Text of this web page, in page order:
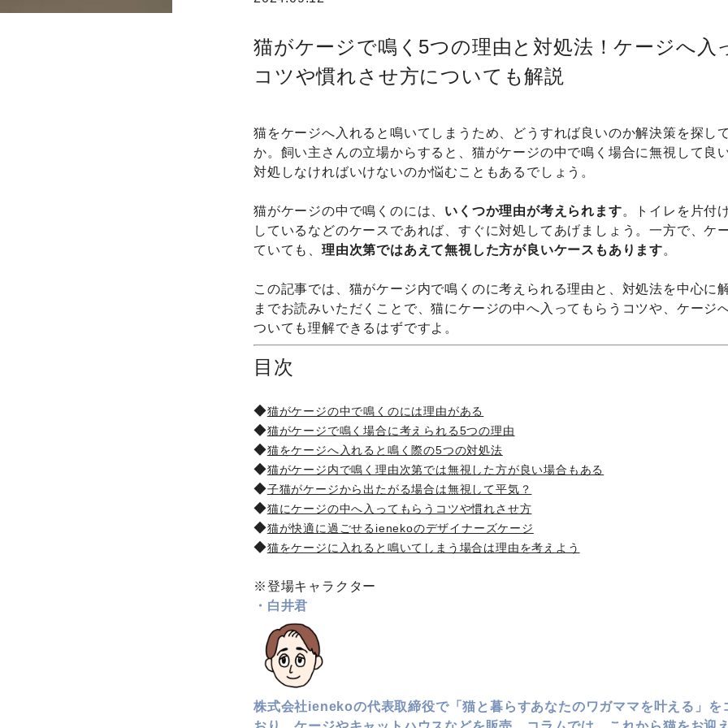
猫がケージで鳴く5つの理由と対処法！ケージへ入
コツや慣れさせ方についても解説
猫をケージへ入れると鳴いてしまうため、どうすれば良いのか解決策を探し
か。飼い主さんの立場からすると、猫がケージの中で鳴く場合に無視して良
対処しなければいけないのか悩むこともあるでしょう。
猫がケージの中で鳴くのには、 いくつか理由が考えられます。トイレを片付
しているなどのケースであれば、すぐに対処してあげましょう。一方で、ケ
ていても、 理由次第ではあえて無視した方が良いケースもあります。
この記事では、猫がケージ内で鳴くのに考えられる理由と、対処法を中心に
までお読みいただくことで、猫にケージの中へ入ってもらうコツや、ケージ
ついても理解できるはずですよ。
目次
◆猫がケージの中で鳴くのには理由がある
◆猫がケージで鳴く場合に考えられる5つの理由
◆猫をケージへ入れると鳴く際の5つの対処法
◆猫がケージ内で鳴く理由次第では無視した方が良い場合もある
◆子猫がケージから出たがる場合は無視して平気？
◆猫にケージの中へ入ってもらうコツや慣れさせ方
◆猫が快適に過ごせるienekoのデザイナーズケージ
◆猫をケージに入れると鳴いてしまう場合は理由を考えよう
※登場キャラクター
・白井君
株式会社ienekoの代表取締役で「猫と暮らすあなたのワガママを叶える」を